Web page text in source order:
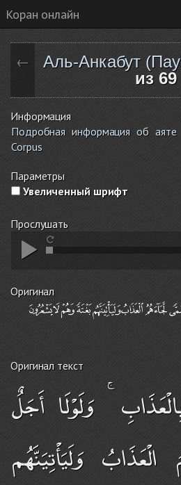
Коран онлайн
← Аль-Анкабут
из 69
Информация
Подробная информация об
Corpus
Параметры
Увеличенный шрифт
Прослушать
Оригинал
Оригинал текст
وَلَوْلَا أَجَلٌ
وَلَيَأْتِيَنَّهُم